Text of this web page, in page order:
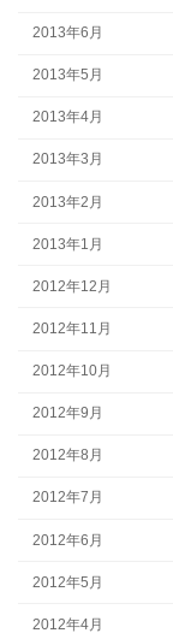
2013年6月
2013年5月
2013年4月
2013年3月
2013年2月
2013年1月
2012年12月
2012年11月
2012年10月
2012年9月
2012年8月
2012年7月
2012年6月
2012年5月
2012年4月